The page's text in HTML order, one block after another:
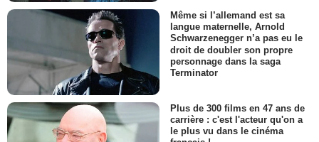
Même si l’allemand est sa
langue maternelle, Arnold
Schwarzenegger n’a pas eu le
droit de doubler son propre
personnage dans la saga
Terminator
Plus de 300 films en 47 ans de
carrière : c'est l'acteur qu'on a
le plus vu dans le cinéma